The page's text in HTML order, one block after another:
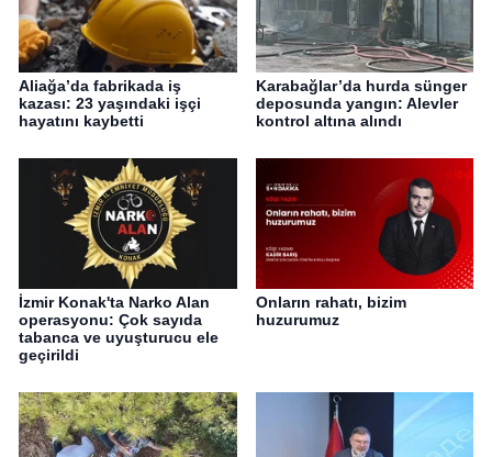
Aliağa’da fabrikada iş
kazası: 23 yaşındaki işçi
hayatını kaybetti
Karabağlar’da hurda sünger
deposunda yangın: Alevler
kontrol altına alındı
İzmir Konak'ta Narko Alan
operasyonu: Çok sayıda
tabanca ve uyuşturucu ele
geçirildi
Onların rahatı, bizim
huzurumuz